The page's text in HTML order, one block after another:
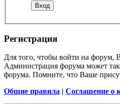
Регистрация
Для того, чтобы войти на форум,
Администрация форума может
форума. Помните, что Ваше
Общие правила | Соглашение о